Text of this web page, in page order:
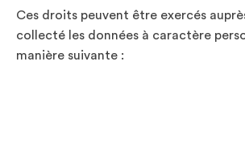
Ces droits peuvent être exercés
collecté les données à caractère
manière suivante :